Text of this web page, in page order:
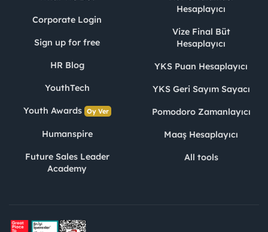
Corporate Login
Sign up for free
HR Blog
YouthTech
Youth Awards Oy Ver
Humanspire
Future Sales Leader
Academy
Hesaplayıcı
Vize Final Büt
Hesaplayıcı
YKS Puan Hesaplayıcı
YKS Geri Sayım Sayacı
Pomodoro Zamanlayıcı
Maaş Hesaplayıcı
All tools